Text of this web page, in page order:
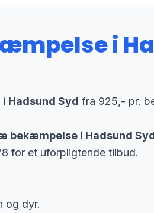
i
i Hadsund Syd fra 925,- pr.
bekæmpelse i Hadsund
for et uforpligtende tilbud.
og dyr.